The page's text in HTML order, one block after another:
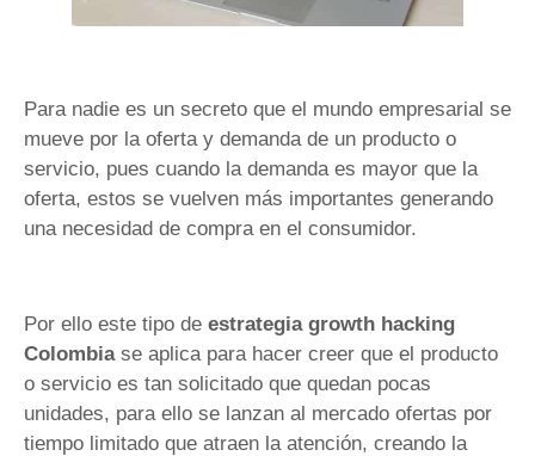
Para nadie es un secreto que el mundo empresarial se
mueve por la oferta y demanda de un producto o
servicio, pues cuando la demanda es mayor que la
oferta, estos se vuelven más importantes generando
una necesidad de compra en el consumidor.
Por ello este tipo de estrategia growth hacking
Colombia se aplica para hacer creer que el producto
o servicio es tan solicitado que quedan pocas
unidades, para ello se lanzan al mercado ofertas por
tiempo limitado que atraen la atención, creando la